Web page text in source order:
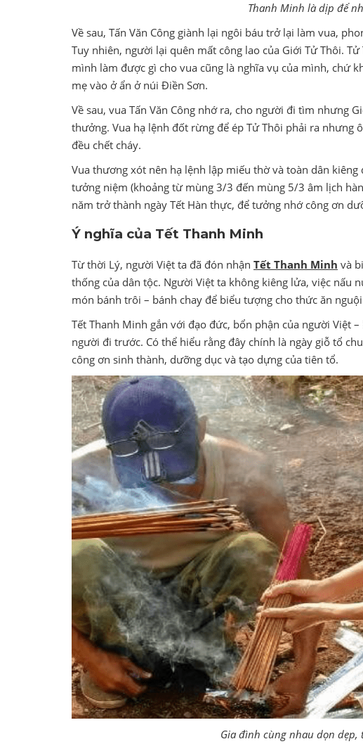
Thanh Minh là dịp để
Về sau, Tấn Văn Công giành lại ngôi báu trở lại làm vua,
Tuy nhiên, người lại quên mất công lao của Giới Tử Thôi.
mình làm được gì cho vua cũng là nghĩa vụ của mình, chứ
mẹ vào ở ẩn ở núi Điền Sơn.
Về sau, vua Tấn Văn Công nhớ ra, cho người đi tìm nhưng
thưởng. Vua hạ lệnh đốt rừng để ép Tử Thôi phải ra nhưng
đều chết cháy.
Vua thương xót nên hạ lệnh lập miếu thờ và toàn dân
tưởng niệm (khoảng từ mùng 3/3 đến mùng 5/3 âm lịch
năm trở thành ngày Tết Hàn thực, để tưởng nhớ công ơn
Ý nghĩa của Tết Thanh Minh
Từ thời Lý, người Việt ta đã đón nhận Tết Thanh Minh và
thống của dân tộc. Người Việt ta không kiêng lửa, việc nấu
món bánh trôi – bánh chay để biểu tượng cho thức ăn
Tết Thanh Minh gắn với đạo đức, bổn phận của người Việt
người đi trước. Có thể hiểu rằng đây chính là ngày giỗ tổ
công ơn sinh thành, dưỡng dục và tạo dựng của tiên tổ.
Gia đình cùng nhau dọn dẹp,